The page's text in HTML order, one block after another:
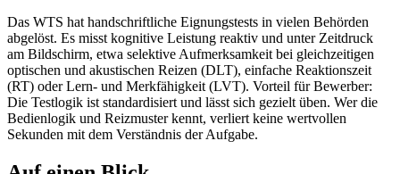
Das WTS hat handschriftliche Eignungstests in vielen Behörden
abgelöst. Es misst kognitive Leistung reaktiv und unter Zeitdruck
am Bildschirm, etwa selektive Aufmerksamkeit bei gleichzeitigen
optischen und akustischen Reizen (DLT), einfache Reaktionszeit
(RT) oder Lern- und Merkfähigkeit (LVT). Vorteil für Bewerber:
Die Testlogik ist standardisiert und lässt sich gezielt üben. Wer die
Bedienlogik und Reizmuster kennt, verliert keine wertvollen
Sekunden mit dem Verständnis der Aufgabe.